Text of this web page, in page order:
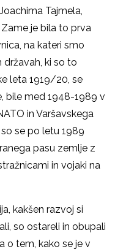
Tajmela,
je bila to prva
na kateri smo
državah, ki so to
leta 1919/20, se
bile med 1948-1989 v
in Varšavskega
se po letu 1989
pasu zemlje z
in vojaki na
kakšen razvoj si
so ostareli in obupali
o tem, kako se je v